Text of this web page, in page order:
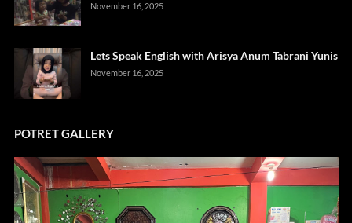
November 16, 2025
Lets Speak English with Arisya Anum Tabrani Yunis
November 16, 2025
POTRET GALLERY